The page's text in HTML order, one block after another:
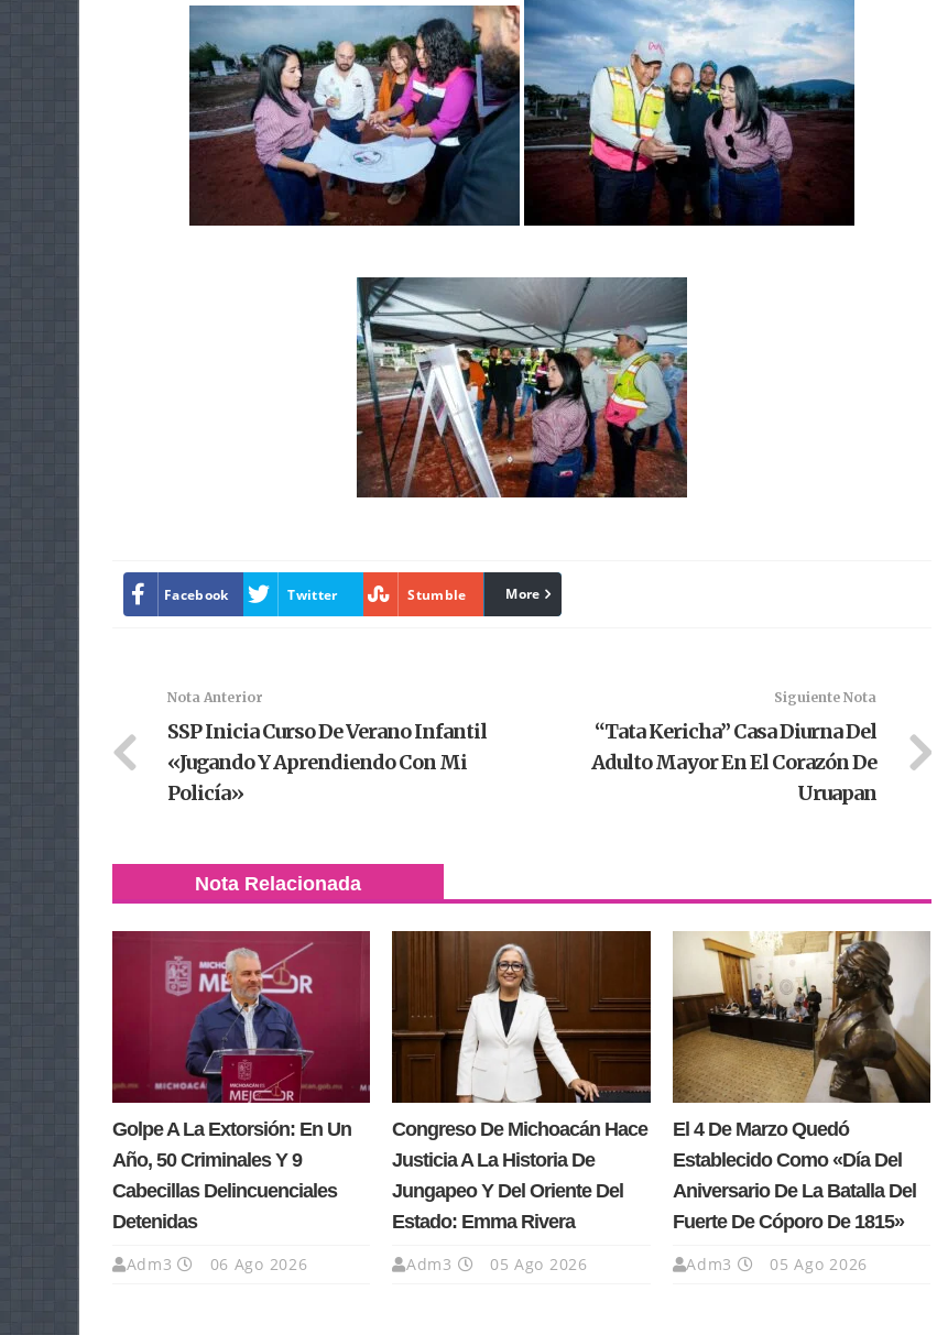
Facebook Twitter Stumble linkedin
More
Nota Anterior
SSP Inicia Curso De Verano Infantil
«Jugando Y Aprendiendo Con Mi
Policía»
Siguiente Nota
“Tata Kericha” Casa Diurna Del
Adulto Mayor En El Corazón De
Uruapan
Nota Relacionada
Golpe A La Extorsión: En Un
Año, 50 Criminales Y 9
Cabecillas Delincuenciales
Detenidas
Adm3 06 Ago 2026
Congreso De Michoacán Hace
Justicia A La Historia De
Jungapeo Y Del Oriente Del
Estado: Emma Rivera
Adm3 05 Ago 2026
El 4 De Marzo Quedó
Establecido Como «Día Del
Aniversario De La Batalla Del
Fuerte De Cóporo De 1815»
Adm3 05 Ago 2026